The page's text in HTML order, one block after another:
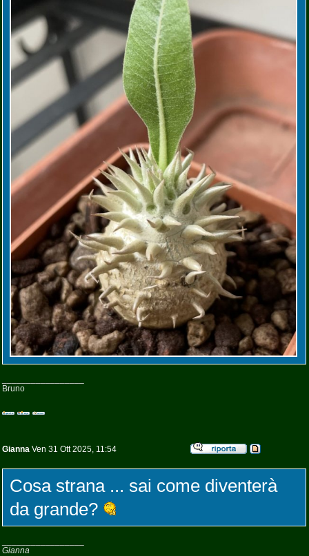
Bruno
Gianna Ven 31 Ott 2025, 11:54
Cosa strana ... sai come diventerà
da grande?
Gianna